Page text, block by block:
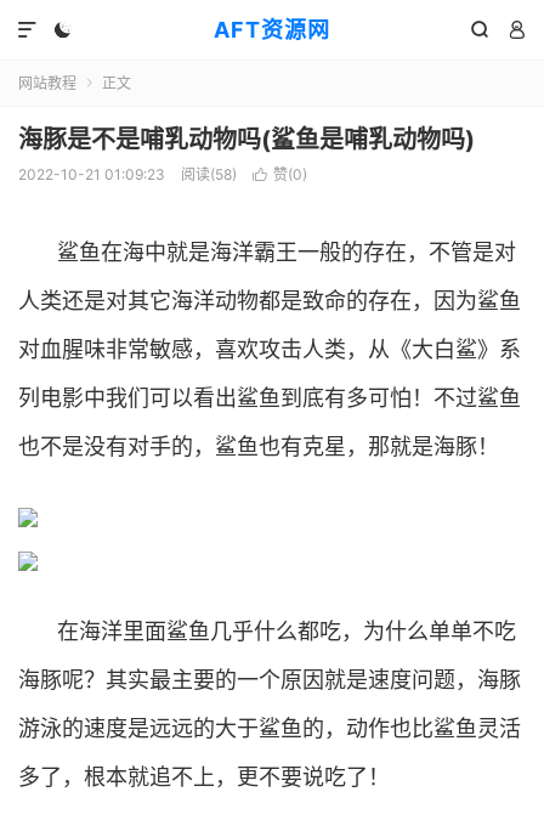
AFT资源网
  

网站教程  正文
海豚是不是哺乳动物吗(鲨鱼是哺乳动物吗)
2022-10-21 01:09:23 阅读(58)  赞(0)
鲨鱼在海中就是海洋霸王一般的存在，不管是对
人类还是对其它海洋动物都是致命的存在，因为鲨鱼
对血腥味非常敏感，喜欢攻击人类，从《大白鲨》系
列电影中我们可以看出鲨鱼到底有多可怕！不过鲨鱼
也不是没有对手的，鲨鱼也有克星，那就是海豚！
在海洋里面鲨鱼几乎什么都吃，为什么单单不吃
海豚呢？其实最主要的一个原因就是速度问题，海豚
游泳的速度是远远的大于鲨鱼的，动作也比鲨鱼灵活
多了，根本就追不上，更不要说吃了！